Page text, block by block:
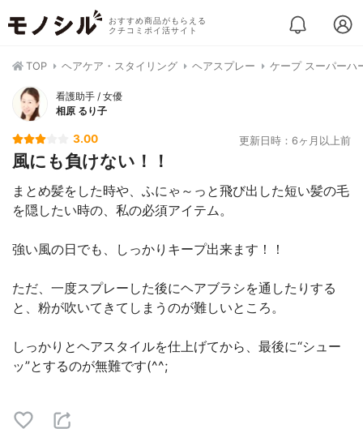
おすすめ商品がもらえる
クチコミポイ活サイト
TOP ヘアケア・スタイリング ヘアスプレー ケープ スーパーハ
看護助手 / 女優
相原 るり子
3.00 更新日時：6ヶ月以上前
風にも負けない！！
まとめ髪をした時や、ふにゃ～っと飛び出した短い髪の毛
を隠したい時の、私の必須アイテム。
強い風の日でも、しっかりキープ出来ます！！
ただ、一度スプレーした後にヘアブラシを通したりする
と、粉が吹いてきてしまうのが難しいところ。
しっかりとヘアスタイルを仕上げてから、最後に“シュー
ッ”とするのが無難です(^^;